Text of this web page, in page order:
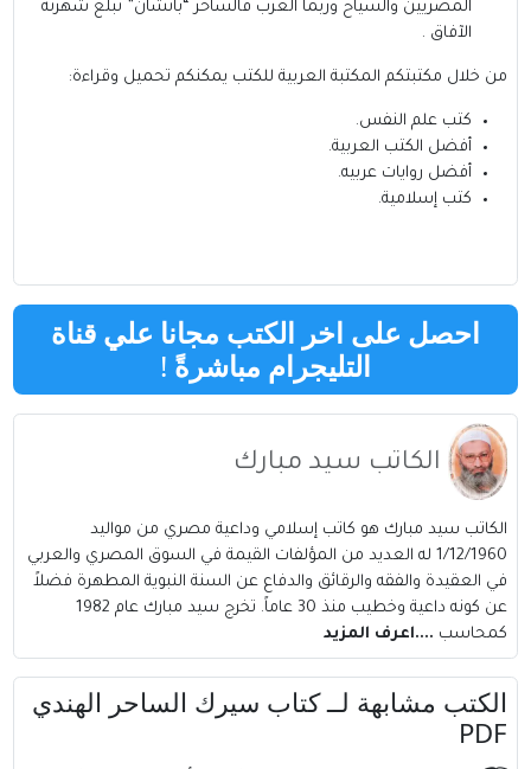
المصريين والسياح وربما العرب فالساحر “باتشان” تبلغ شهرته
الآفاق .
من خلال مكتبتكم المكتبة العربية للكتب يمكنكم تحميل وقراءة:
كتب علم النفس.
أفضل الكتب العربية.
أفضل روايات عربيه.
كتب إسلامية.
احصل على اخر الكتب مجانا علي قناة
التليجرام مباشرةً !
الكاتب سيد مبارك
الكاتب سيد مبارك هو كاتب إسلامي وداعية مصري من مواليد
1/12/1960 له العديد من المؤلفات القيمة في السوق المصري والعربي
في العقيدة والفقه والرقائق والدفاع عن السنة النبوية المطهرة فضلاً
عن كونه داعية وخطيب منذ 30 عاماً. تخرج سيد مبارك عام 1982
كمحاسب ....اعرف المزيد
الكتب مشابهة لــ كتاب سيرك الساحر الهندي
PDF